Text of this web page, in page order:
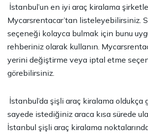
İstanbul’un en iyi araç kiralama
Mycarsrentacar’tan listeleyebilirsiniz.
seçeneği kolayca bulmak için bunu
rehberiniz olarak kullanın.
yerini değiştirme veya iptal etme
görebilirsiniz.
İstanbul’da şişli araç kiralama oldukça
sayede istediğiniz araca kısa sürede
İstanbul şişli araç kiralama